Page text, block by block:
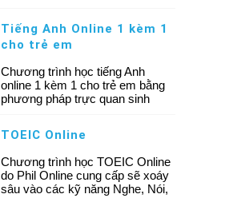
Tiếng Anh Online 1 kèm 1
cho trẻ em
Chương trình học tiếng Anh
online 1 kèm 1 cho trẻ em bằng
phương pháp trực quan sinh
nhanh chóng và hiệu quả chỉ sau
TOEIC Online
Chương trình học TOEIC Online
do Phil Online cung cấp sẽ xoáy
sâu vào các kỹ năng Nghe, Nói,